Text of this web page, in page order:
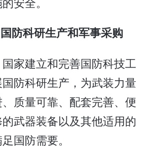
防科研生产和军事采购
家建立和完善国防科技工
防科研生产，为武装力量
质量可靠、配套完善、便
武器装备以及其他适用的
国防需要。